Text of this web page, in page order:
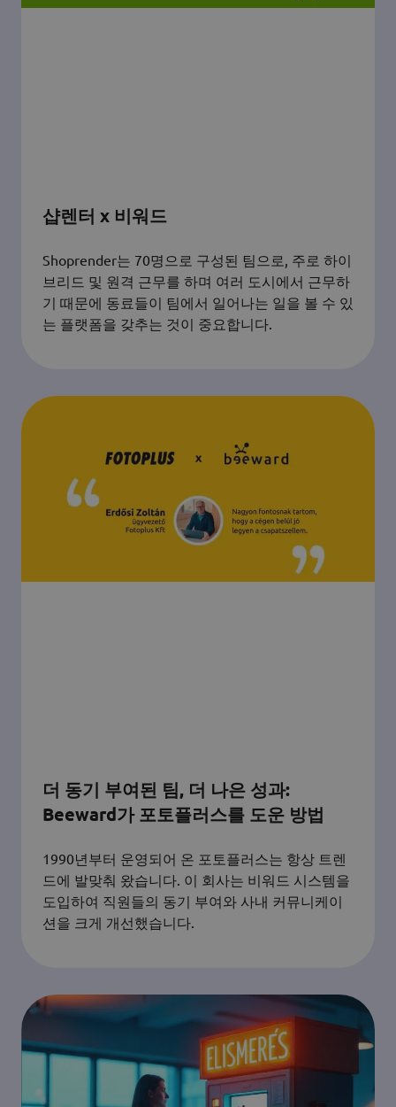
샵렌터 x 비워드
Shoprender는 70명으로 구성된 팀으로, 주로 하이
브리드 및 원격 근무를 하며 여러 도시에서 근무하
기 때문에 동료들이 팀에서 일어나는 일을 볼 수 있
는 플랫폼을 갖추는 것이 중요합니다.
더 동기 부여된 팀, 더 나은 성과:
Beeward가 포토플러스를 도운 방법
1990년부터 운영되어 온 포토플러스는 항상 트렌
드에 발맞춰 왔습니다. 이 회사는 비워드 시스템을
도입하여 직원들의 동기 부여와 사내 커뮤니케이
션을 크게 개선했습니다.